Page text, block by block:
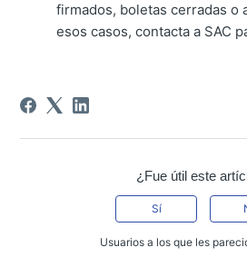
firmados, boletas cerradas o
esos casos, contacta a SAC
¿Fue útil este
Sí
Usuarios a los que les